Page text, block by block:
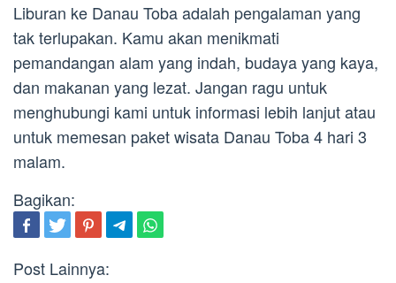
Liburan ke Danau Toba adalah pengalaman yang
tak terlupakan. Kamu akan menikmati
pemandangan alam yang indah, budaya yang kaya,
dan makanan yang lezat. Jangan ragu untuk
menghubungi kami untuk informasi lebih lanjut atau
untuk memesan paket wisata Danau Toba 4 hari 3
malam.
Bagikan:
Post Lainnya: